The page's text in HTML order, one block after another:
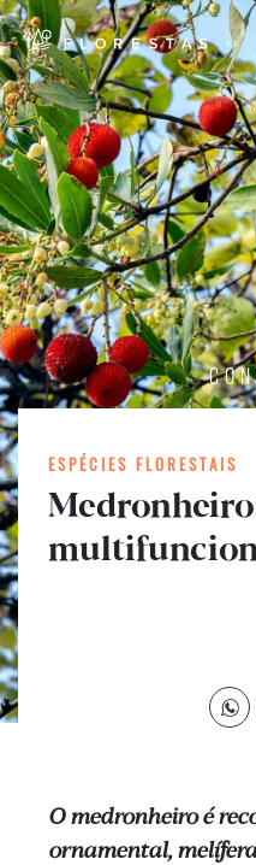
ESPÉCIES FLORESTAIS
O medronheiro é
ornamental,